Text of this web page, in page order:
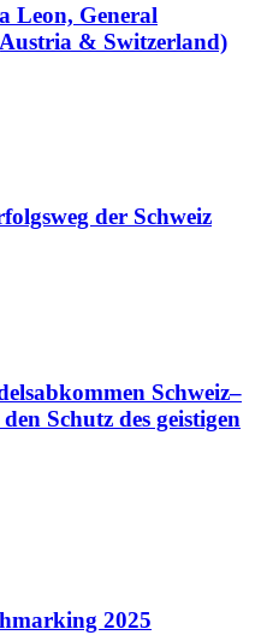
Leon, General
& Switzerland)
der Schweiz
Schweiz–
Schutz des geistigen
2025